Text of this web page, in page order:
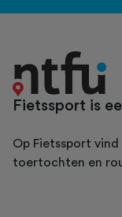
Fietssport is
Op Fietssport
toertochten en